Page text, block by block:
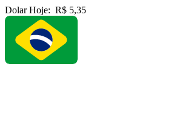
Dolar Hoje: R$ 5,35